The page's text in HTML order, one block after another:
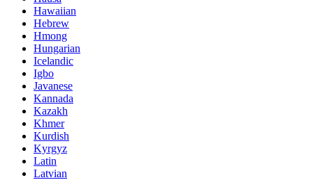
Hawaiian
Hebrew
Hmong
Hungarian
Icelandic
Igbo
Javanese
Kannada
Kazakh
Khmer
Kurdish
Kyrgyz
Latin
Latvian